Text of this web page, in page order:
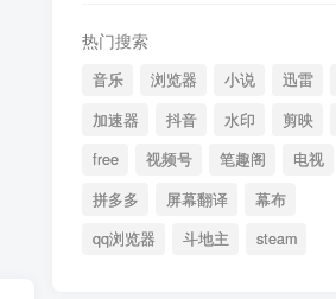
热门搜索
音乐 浏览器 小说 迅雷
加速器
抖音 水印 剪映
free
视频号 笔趣阁
电视
拼多多
屏幕翻译
幕布
qq浏览器
斗地主 steam